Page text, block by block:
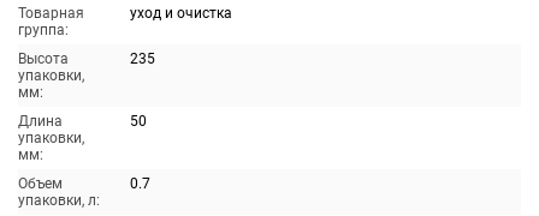
Товарная
группа:
уход и очистка
Высота
упаковки,
мм:
235
Длина
упаковки,
мм:
50
Объем
упаковки, л:
0.7